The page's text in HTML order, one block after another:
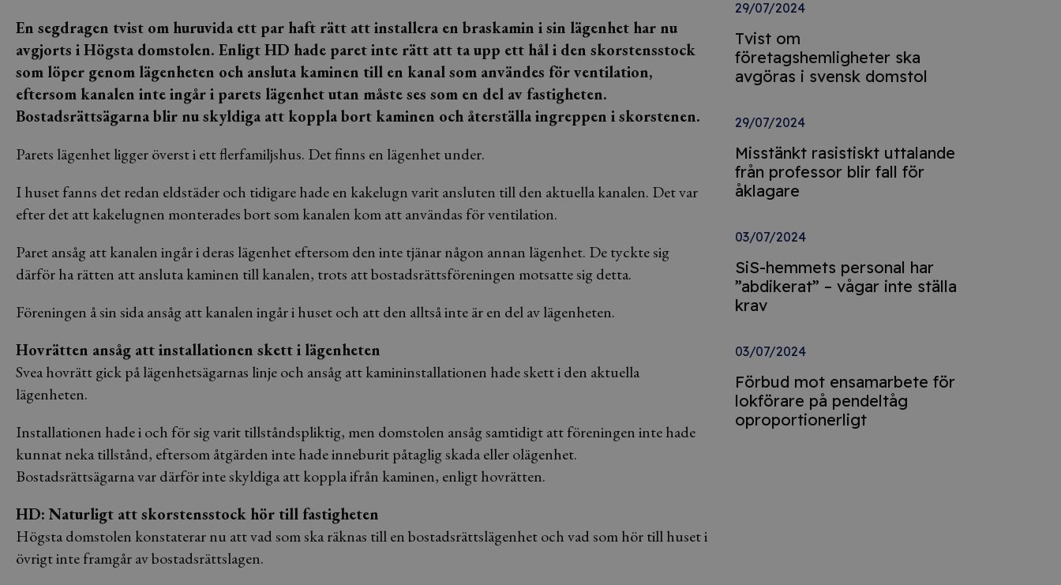
En segdragen tvist om huruvida ett par haft rätt att installera en braskamin i sin lägenhet har nu
avgjorts i Högsta domstolen. Enligt HD hade paret inte rätt att ta upp ett hål i den skorstensstock
som löper genom lägenheten och ansluta kaminen till en kanal som användes för ventilation,
eftersom kanalen inte ingår i parets lägenhet utan måste ses som en del av fastigheten.
Bostadsrättsägarna blir nu skyldiga att koppla bort kaminen och återställa ingreppen i skorstenen.
Parets lägenhet ligger överst i ett flerfamiljshus. Det finns en lägenhet under.
I huset fanns det redan eldstäder och tidigare hade en kakelugn varit ansluten till den aktuella kanalen. Det var
efter det att kakelugnen monterades bort som kanalen kom att användas för ventilation.
Paret ansåg att kanalen ingår i deras lägenhet eftersom den inte tjänar någon annan lägenhet. De tyckte sig
därför ha rätten att ansluta kaminen till kanalen, trots att bostadsrättsföreningen motsatte sig detta.
Föreningen å sin sida ansåg att kanalen ingår i huset och att den alltså inte är en del av lägenheten.
Hovrätten ansåg att installationen skett i lägenheten
Svea hovrätt gick på lägenhetsägarnas linje och ansåg att kamininstallationen hade skett i den aktuella
lägenheten.
Installationen hade i och för sig varit tillståndspliktig, men domstolen ansåg samtidigt att föreningen inte hade
kunnat neka tillstånd, eftersom åtgärden inte hade inneburit påtaglig skada eller olägenhet.
Bostadsrättsägarna var därför inte skyldiga att koppla ifrån kaminen, enligt hovrätten.
HD: Naturligt att skorstensstock hör till fastigheten
Högsta domstolen konstaterar nu att vad som ska räknas till en bostadsrättslägenhet och vad som hör till huset i
övrigt inte framgår av bostadsrättslagen.
29/07/2024
Tvist om
företagshemligheter ska
avgöras i svensk domstol
29/07/2024
Misstänkt rasistiskt uttalande
från professor blir fall för
åklagare
03/07/2024
SiS-hemmets personal har
”abdikerat” – vågar inte ställa
krav
03/07/2024
Förbud mot ensamarbete för
lokförare på pendeltåg
oproportionerligt